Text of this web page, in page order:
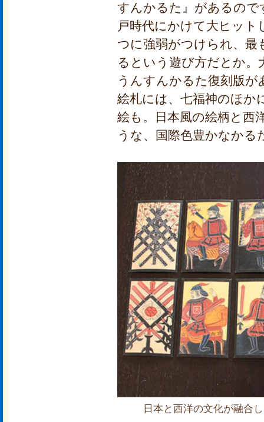
すんかるた』があるので
戸時代にかけて大ヒッ
つに強弱がつけられ、最
るという遊び方だとか。
うんすんかるた復刻版
絵札には、七福神のほか
絵も。日本風の絵柄と西
うな、国際色豊かなかる
日本と西洋の文化が融合